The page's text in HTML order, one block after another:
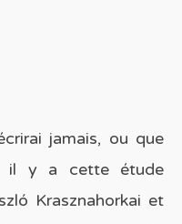
jamais, ou que
il y a cette étude
Krasznahorkai et